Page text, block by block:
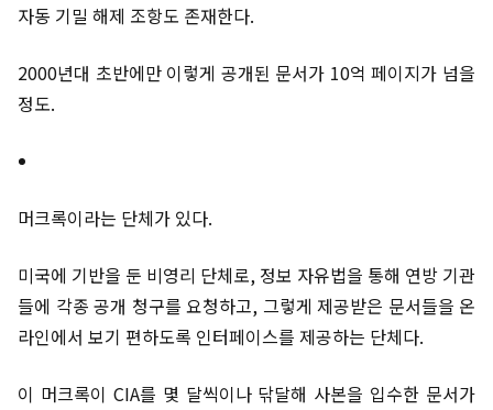
자동 기밀 해제 조항도 존재한다.
2000년대 초반에만 이렇게 공개된 문서가 10억 페이지가 넘을
정도.
머크록이라는 단체가 있다.
미국에 기반을 둔 비영리 단체로, 정보 자유법을 통해 연방 기관
들에 각종 공개 청구를 요청하고, 그렇게 제공받은 문서들을 온
라인에서 보기 편하도록 인터페이스를 제공하는 단체다.
이 머크록이 CIA를 몇 달씩이나 닦달해 사본을 입수한 문서가